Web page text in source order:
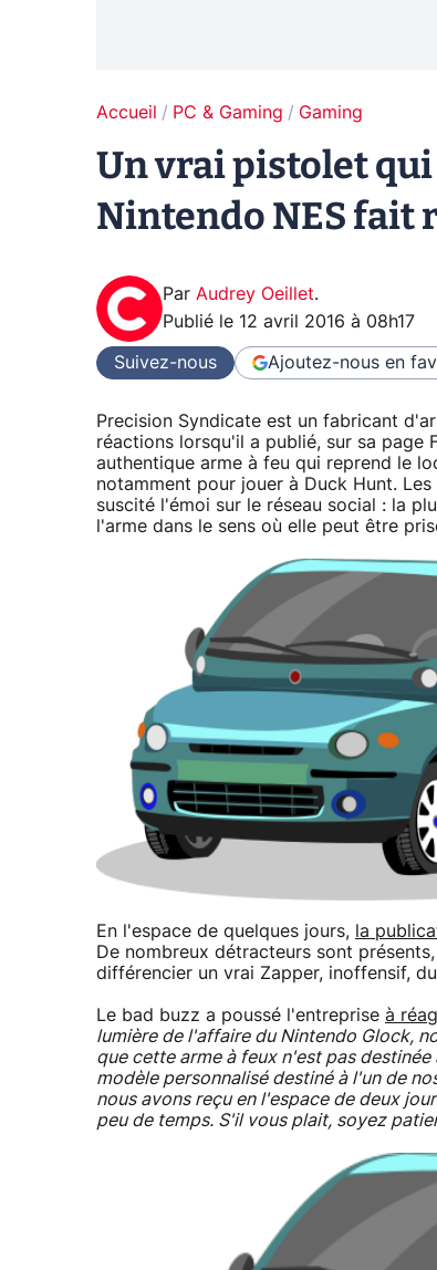
Accueil PC & Gaming Gaming
Un vrai pistolet
Nintendo NES fait
Par Audrey Oeillet.
Publié le 12 avril 2016 à 08h17
Suivez-nous Ajoutez-nous en
Precision Syndicate est un fabricant
réactions lorsqu'il a publié, sur sa page
authentique arme à feu qui reprend le
notamment pour jouer à Duck Hunt.
suscité l'émoi sur le réseau social : la
l'arme dans le sens où elle peut être
En l'espace de quelques jours, la
De nombreux détracteurs sont
différencier un vrai Zapper, inoffensif,
Le bad buzz a poussé l'entreprise à
lumière de l'affaire du Nintendo Glock,
que cette arme à feux n'est pas
modèle personnalisé destiné à l'un de
nous avons reçu en l'espace de deux
peu de temps. S'il vous plait, soyez